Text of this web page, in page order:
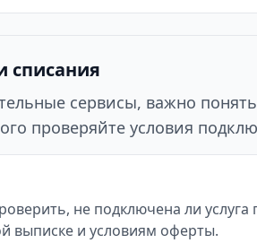
списания
сервисы, важно
проверяйте условия
не подключена ли
выписке и условиям оферты.